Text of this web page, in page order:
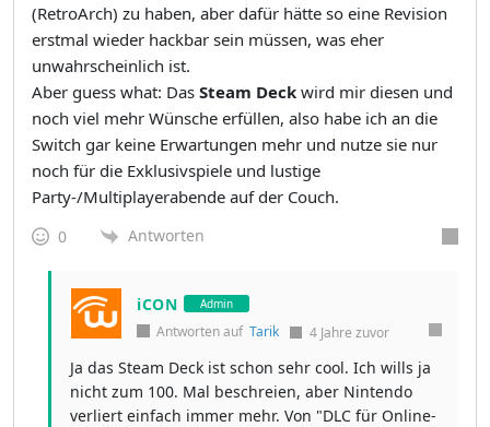
(RetroArch) zu haben, aber dafür hätte so eine Revision
erstmal wieder hackbar sein müssen, was eher
unwahrscheinlich ist.
Aber guess what: Das Steam Deck wird mir diesen und
noch viel mehr Wünsche erfüllen, also habe ich an die
Switch gar keine Erwartungen mehr und nutze sie nur
noch für die Exklusivspiele und lustige
Party-/Multiplayerabende auf der Couch.
0 Antworten
iCON Admin
Antworten auf Tarik 4 Jahre zuvor
Ja das Steam Deck ist schon sehr cool. Ich wills ja
nicht zum 100. Mal beschreien, aber Nintendo
verliert einfach immer mehr. Von "DLC für Online-